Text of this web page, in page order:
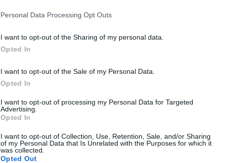
Personal Data Processing Opt Outs
I want to opt-out of the Sharing of my personal data.
Opted In
I want to opt-out of the Sale of my Personal Data.
Opted In
I want to opt-out of processing my Personal Data for Targeted
Advertising.
Opted In
I want to opt-out of Collection, Use, Retention, Sale, and/or Sharing
of my Personal Data that Is Unrelated with the Purposes for which it
was collected.
Opted Out